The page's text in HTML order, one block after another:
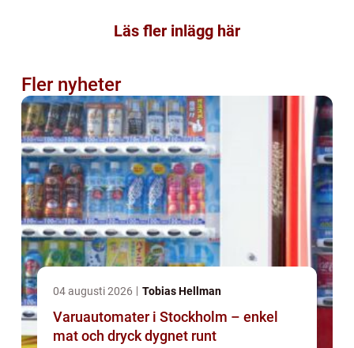
Läs fler inlägg här
Fler nyheter
04 augusti 2026 Tobias Hellman
Varuautomater i Stockholm – enkel
mat och dryck dygnet runt